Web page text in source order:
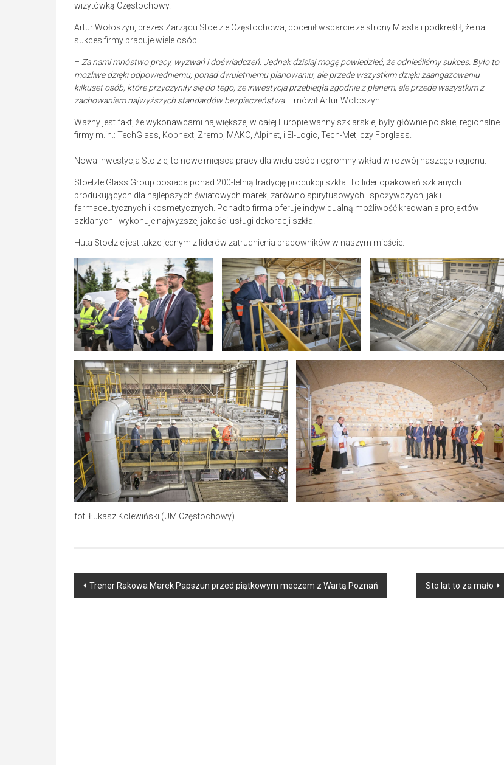
wizytówką Częstochowy.
Artur Wołoszyn, prezes Zarządu Stoelzle Częstochowa, docenił wsparcie ze strony Miasta i podkreślił, że na
sukces firmy pracuje wiele osób.
– Za nami mnóstwo pracy, wyzwań i doświadczeń. Jednak dzisiaj mogę powiedzieć, że odnieśliśmy sukces. Było to
możliwe dzięki odpowiedniemu, ponad dwuletniemu planowaniu, ale przede wszystkim dzięki zaangażowaniu
kilkuset osób, które przyczyniły się do tego, że inwestycja przebiegła zgodnie z planem, ale przede wszystkim z
zachowaniem najwyższych standardów bezpieczeństwa– mówił Artur Wołoszyn.
Ważny jest fakt, że wykonawcami największej w całej Europie wanny szklarskiej były głównie polskie, regionalne
firmy m.in.: TechGlass, Kobnext, Zremb, MAKO, Alpinet, i El-Logic, Tech-Met, czy Forglass.
Nowa inwestycja Stolzle, to nowe miejsca pracy dla wielu osób i ogromny wkład w rozwój naszego regionu.
Stoelzle Glass Group posiada ponad 200-letnią tradycję produkcji szkła. To lider opakowań szklanych
produkujących dla najlepszych światowych marek, zarówno spirytusowych i spożywczych, jak i
farmaceutycznych i kosmetycznych. Ponadto firma oferuje indywidualną możliwość kreowania projektów
szklanych i wykonuje najwyższej jakości usługi dekoracji szkła.
Huta Stoelzle jest także jednym z liderów zatrudnienia pracowników w naszym mieście.
fot. Łukasz Kolewiński (UM Częstochowy)
Post
Trener Rakowa Marek Papszun przed piątkowym meczem z Wartą Poznań Sto lat to za mało